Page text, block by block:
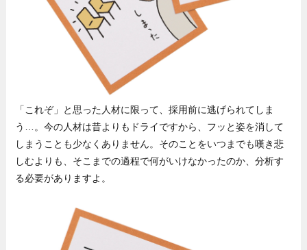
「これぞ」と思った人材に限って、採用前に逃げられてしま
う…。今の人材は昔よりもドライですから、フッと姿を消して
しまうことも少なくありません。そのことをいつまでも嘆き悲
しむよりも、そこまでの過程で何がいけなかったのか、分析す
る必要がありますよ。